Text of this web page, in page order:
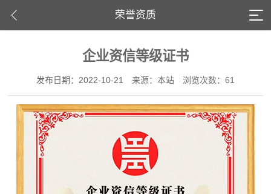
荣誉资质
企业资信等级证书
发布日期：2022-10-21 来源：本站 浏览次数：61